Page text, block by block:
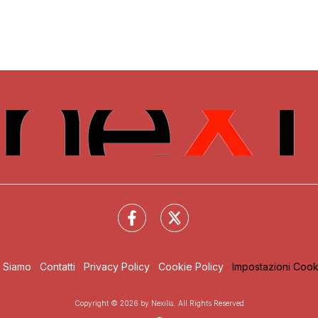
Siamo Contatti Privacy Policy Cookie Policy Impostazioni
Copyright © 2026 by Nexilia. All Rights Reserved